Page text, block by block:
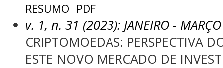
RESUMO PDF
v. 1, n. 31 (2023): JANEIRO - MARÇO
CRIPTOMOEDAS: PERSPECTIVA
ESTE NOVO MERCADO DE